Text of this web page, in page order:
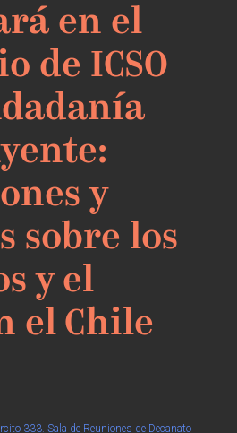
en el
de ICSO
y
sobre los
y el
el Chile
333. Sala de Reuniones de Decanato